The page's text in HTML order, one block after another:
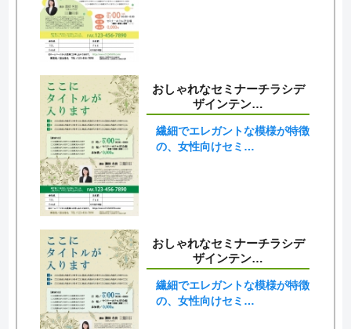
おしゃれなセミナーチラシデ
ザインテン…
繊細でエレガントな模様が特徴
の、女性向けセミ…
おしゃれなセミナーチラシデ
ザインテン…
繊細でエレガントな模様が特徴
の、女性向けセミ…